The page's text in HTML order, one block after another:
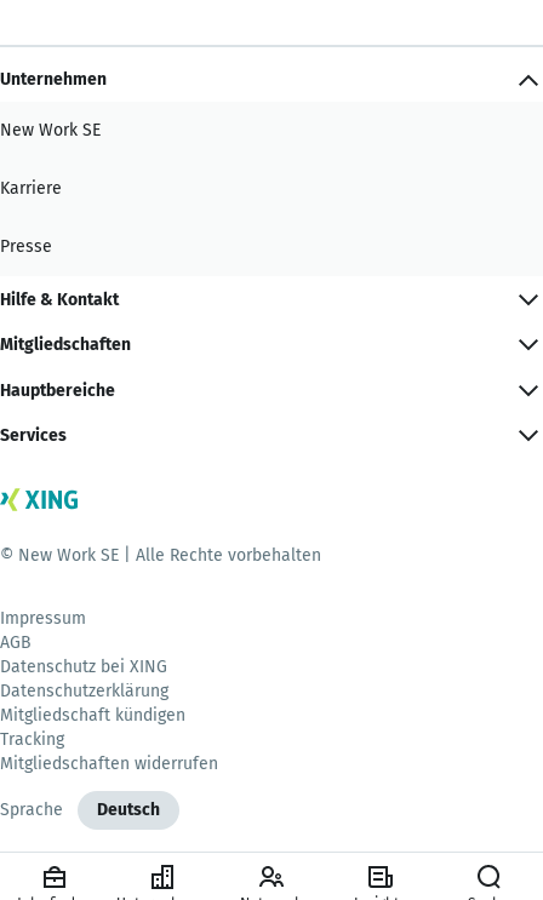
Unternehmen
New Work SE
Karriere
Presse
Hilfe & Kontakt
Mitgliedschaften
Hauptbereiche
Services
© New Work SE | Alle Rechte vorbehalten
Impressum
AGB
Datenschutz bei XING
Datenschutzerklärung
Mitgliedschaft kündigen
Tracking
Mitgliedschaften widerrufen
Sprache Deutsch